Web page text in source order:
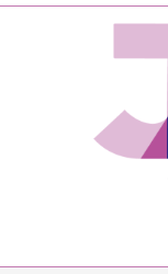
Skip